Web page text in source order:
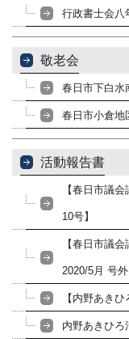
行政書士会
敬老会
春日市下白水
春日市小倉地
活動報告書
【春日市議
10号】
【春日市議
2020/5月 号外
【内野あき
内野あきひろ